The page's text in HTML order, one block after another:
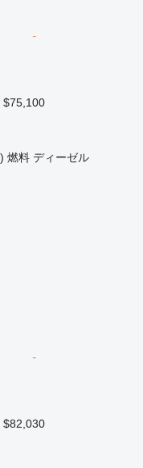
$75,100
燃料 ディーゼル
$82,030